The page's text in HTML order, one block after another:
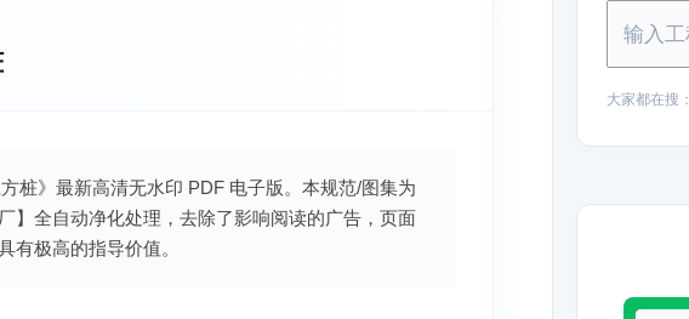
桩》最新高清无水印 PDF 电子版。本规范/图集为
】全自动净化处理，去除了影响阅读的广告，页面
有极高的指导价值。
大家都在搜：